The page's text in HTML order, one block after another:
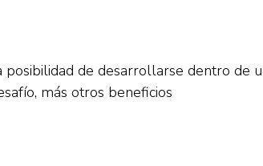
de desarrollarse dentro de
más otros beneficios